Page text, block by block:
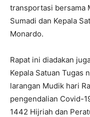
transportasi bersama
Sumadi dan Kepala
Monardo.
Rapat ini diadakan
Kepala Satuan Tugas
larangan Mudik hari
pengendalian Covid-
1442 Hijriah dan